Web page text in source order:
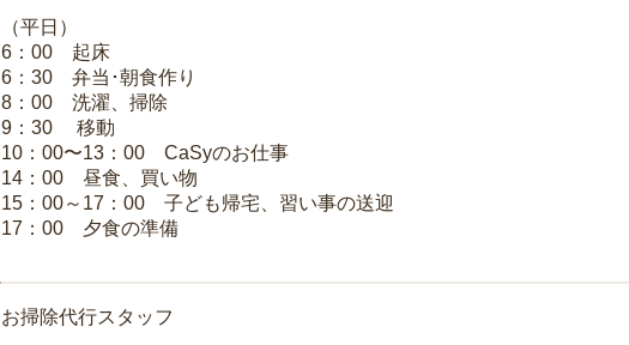
（平日）
6：00 起床
6：30 弁当･朝食作り
8：00 洗濯、掃除
9：30 移動
10：00〜13：00 CaSyのお仕事
14：00 昼食、買い物
15：00～17：00 子ども帰宅、習い事の送迎
17：00 夕食の準備
お掃除代行スタッフ